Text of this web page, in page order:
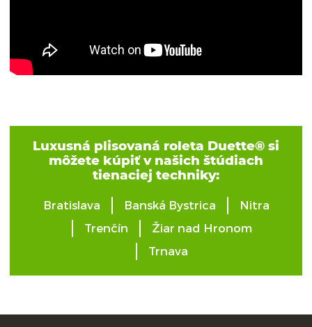
Luxusná plisovaná roleta Duette® si
môžete kúpiť v našich štúdiach
tienaciej techniky:
Bratislava Banská Bystrica
Nitra
Trenčín
Žiar nad Hronom
Trnava